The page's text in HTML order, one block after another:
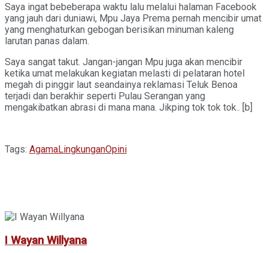
Saya ingat bebeberapa waktu lalu melalui halaman Facebook
yang jauh dari duniawi, Mpu Jaya Prema pernah mencibir umat
yang menghaturkan gebogan berisikan minuman kaleng
larutan panas dalam.
Saya sangat takut. Jangan-jangan Mpu juga akan mencibir
ketika umat melakukan kegiatan melasti di pelataran hotel
megah di pinggir laut seandainya reklamasi Teluk Benoa
terjadi dan berakhir seperti Pulau Serangan yang
mengakibatkan abrasi di mana mana. Jikping tok tok tok.. [b]
Tags: AgamaLingkunganOpini
I Wayan Willyana